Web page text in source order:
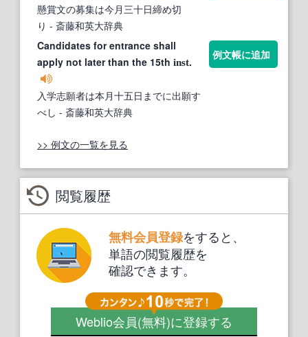
懸賞文の募集は今月三十日締め切
り - 斎藤和英大辞典
Candidates for entrance shall
apply not later than the 15th inst.
入学志願者は本月十五日までに出願す
べし - 斎藤和英大辞典
例文帳に追加
>> 例文の一覧を見る
閲覧履歴
無料会員登録をすると、
単語の閲覧履歴を
確認できます。
Weblio会員(無料)に登録する